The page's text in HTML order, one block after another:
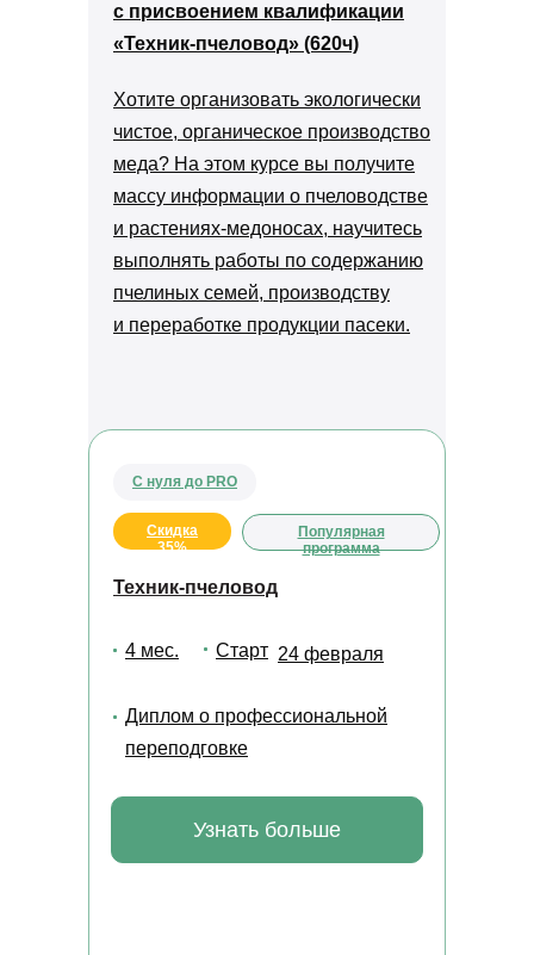
с присвоением квалификации
«Техник-пчеловод» (620ч)
Техник-пчеловод
С нуля до PRO
Узнать больше
Популярная
программа
Скидка
35%
Диплом о профессиональной
переподговке
Хотите организовать экологически
чистое, органическое производство
меда? На этом курсе вы получите
массу информации о пчеловодстве
и растениях-медоносах, научитесь
выполнять работы по содержанию
пчелиных семей, производству
и переработке продукции пасеки.
4 мес. 24 февраля
Старт
Получите профессию в сфере сельского хозяйства